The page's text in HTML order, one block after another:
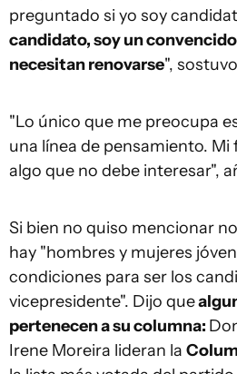
preguntado si yo soy
candidato, soy un
necesitan renovarse",
"Lo único que me preocupa
una línea de pensamiento.
algo que no debe interesar",
Si bien no quiso mencionar
hay "hombres y mujeres
condiciones para ser los
vicepresidente". Dijo que
pertenecen a su columna:
Irene Moreira lideran la